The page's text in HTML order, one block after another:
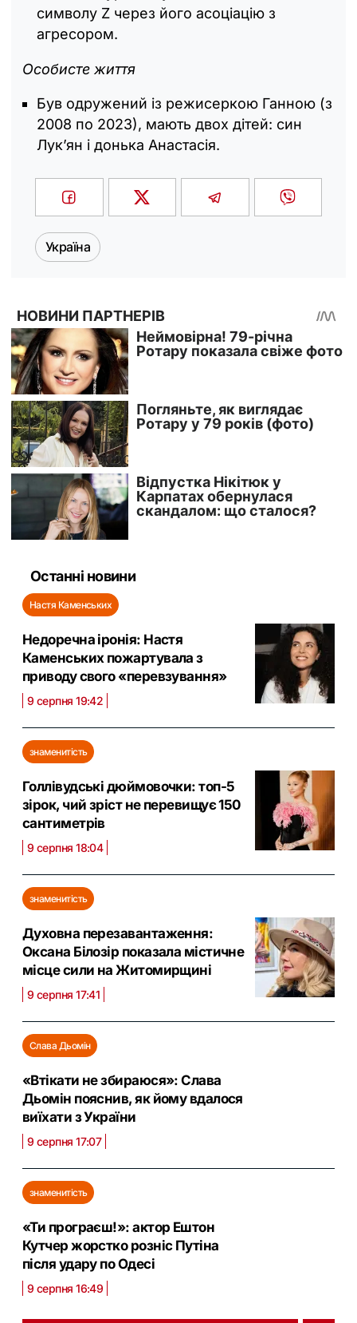
символу Z через його асоціацію з
агресором.
Особисте життя
Був одружений із режисеркою Ганною (з
2008 по 2023), мають двох дітей: син
Лук’ян і донька Анастасія.
Україна
Останні новини
Настя Каменських
Недоречна іронія: Настя
Каменських пожартувала з
приводу свого «перевзування»
9 серпня 19:42
знаменитість
Голлівудські дюймовочки: топ-5
зірок, чий зріст не перевищує 150
сантиметрів
9 серпня 18:04
знаменитість
Духовна перезавантаження:
Оксана Білозір показала містичне
місце сили на Житомирщині
9 серпня 17:41
Слава Дьомін
«Втікати не збираюся»: Слава
Дьомін пояснив, як йому вдалося
виїхати з України
9 серпня 17:07
знаменитість
«Ти програєш!»: актор Ештон
Кутчер жорстко розніс Путіна
після удару по Одесі
9 серпня 16:49